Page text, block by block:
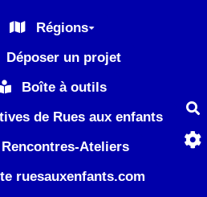
Régions
Déposer un projet
Boîte à outils
de Rues aux enfants
Rencontres-Ateliers
ruesauxenfants.com